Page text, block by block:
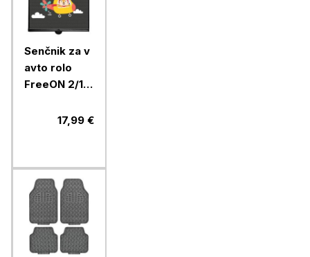
Senčnik za v
avto rolo
FreeON 2/1,
17,99 €